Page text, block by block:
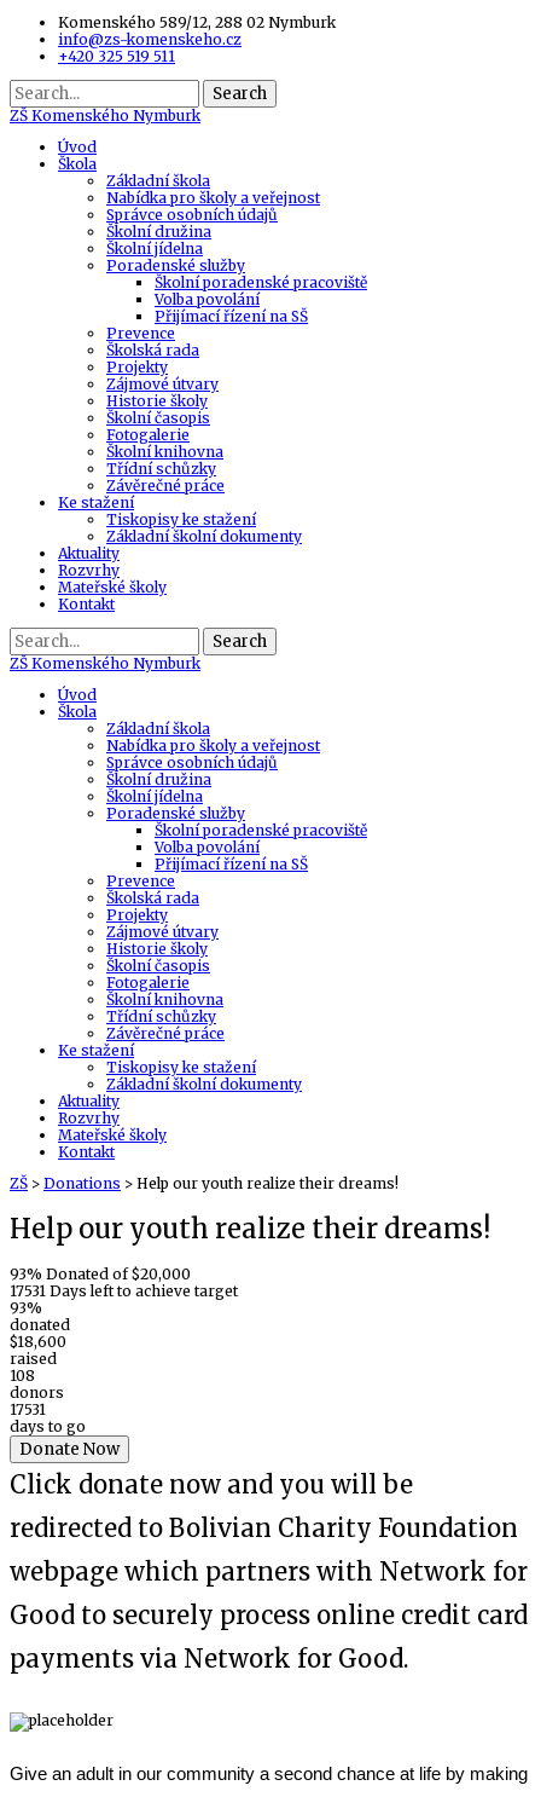
Komenského 589/12, 288 02 Nymburk
info@zs-komenskeho.cz
+420 325 519 511
Search
ZŠ Komenského Nymburk
Úvod
Škola
Základní škola
Nabídka pro školy a veřejnost
Správce osobních údajů
Školní družina
Školní jídelna
Poradenské služby
Školní poradenské pracoviště
Volba povolání
Přijímací řízení na SŠ
Prevence
Školská rada
Projekty
Zájmové útvary
Historie školy
Školní časopis
Fotogalerie
Školní knihovna
Třídní schůzky
Závěrečné práce
Ke stažení
Tiskopisy ke stažení
Základní školní dokumenty
Aktuality
Rozvrhy
Mateřské školy
Kontakt
Search
ZŠ Komenského Nymburk
Úvod
Škola
Základní škola
Nabídka pro školy a veřejnost
Správce osobních údajů
Školní družina
Školní jídelna
Poradenské služby
Školní poradenské pracoviště
Volba povolání
Přijímací řízení na SŠ
Prevence
Školská rada
Projekty
Zájmové útvary
Historie školy
Školní časopis
Fotogalerie
Školní knihovna
Třídní schůzky
Závěrečné práce
Ke stažení
Tiskopisy ke stažení
Základní školní dokumenty
Aktuality
Rozvrhy
Mateřské školy
Kontakt
ZŠ > Donations > Help our youth realize their dreams!
Help our youth realize their dreams!
93% Donated of $20,000
17531 Days left to achieve target
93%
donated
$18,600
raised
108
donors
17531
days to go
Donate Now
Click donate now and you will be
redirected to Bolivian Charity Foundation
webpage which partners with Network for
Good to securely process online credit card
payments via Network for Good.
Give an adult in our community a second chance at life by making